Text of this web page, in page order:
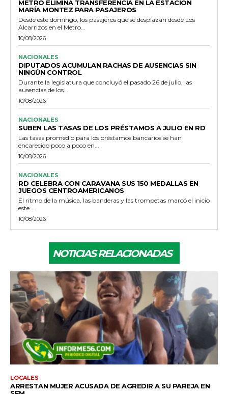
METRO ELIMINA TRANSFERENCIA EN LA ESTACIÓN
MARÍA MONTEZ PARA PASAJEROS
Desde este domingo, los pasajeros que se desplazan desde Los
Alcarrizos en el Metro...
10/08/2026
NACIONALES
DIPUTADOS ACUMULAN RACHAS DE AUSENCIAS SIN
NINGÚN CONTROL
Durante la legislatura que concluyó el pasado 26 de julio, las
ausencias de los...
10/08/2026
NACIONALES
SUBEN LAS TASAS DE LOS PRÉSTAMOS A JULIO EN RD
Las tasas promedio para los préstamos bancarios se han
encarecido poco a poco en...
10/08/2026
NACIONALES
RD CELEBRA CON CARAVANA SUS 150 MEDALLAS EN
JUEGOS CENTROAMERICANOS
El ritmo de la música, las banderas y las trompetas marcó el inicio
este...
10/08/2026
NOTICIAS RELACIONADAS
LOCALES
ARRESTAN MUJER ACUSADA DE AGREDIR A SU PAREJA EN